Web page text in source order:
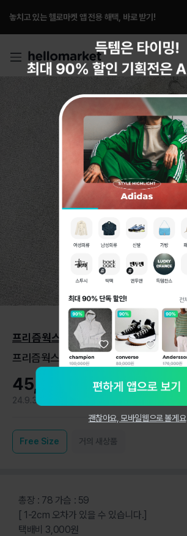
놓치고 있는 헬로마켓 앱 전용 해택, 바로 받기!
1 / 4
프리즘웍스
프리즘웍스 쿼드포켓 헌팅 자켓 L
45,000원
24.9.3
Free Size 거의 새상품
총장 : 78 가슴 : 59
[ 1-2cm 오차가 있을 수 있습니다.]
택배비 3,000원
괜찮아요, 모바일웹으로 볼게요